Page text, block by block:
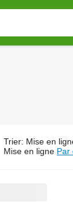
détachées
Trier: Mise en
Mise en ligne Par